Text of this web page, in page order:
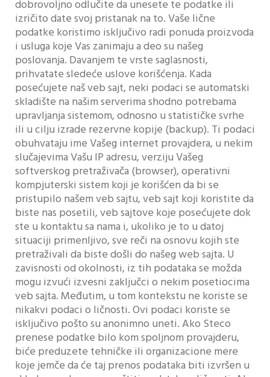
dobrovoljno odlučite da unesete te podatke ili
izričito date svoj pristanak na to. Vaše lične
podatke koristimo isključivo radi ponuda proizvoda
i usluga koje Vas zanimaju a deo su našeg
poslovanja. Davanjem te vrste saglasnosti,
prihvatate sledeće uslove korišćenja. Kada
posećujete naš veb sajt, neki podaci se automatski
skladište na našim serverima shodno potrebama
upravljanja sistemom, odnosno u statističke svrhe
ili u cilju izrade rezervne kopije (backup). Ti podaci
obuhvataju ime Vašeg internet provajdera, u nekim
slučajevima Vašu IP adresu, verziju Vašeg
softverskog pretraživača (browser), operativni
kompjuterski sistem koji je korišćen da bi se
pristupilo našem veb sajtu, veb sajt koji koristite da
biste nas posetili, veb sajtove koje posećujete dok
ste u kontaktu sa nama i, ukoliko je to u datoj
situaciji primenljivo, sve reči na osnovu kojih ste
pretraživali da biste došli do našeg web sajta. U
zavisnosti od okolnosti, iz tih podataka se možda
mogu izvući izvesni zaključci o nekim posetiocima
veb sajta. Međutim, u tom kontekstu ne koriste se
nikakvi podaci o ličnosti. Ovi podaci koriste se
isključivo pošto su anonimno uneti. Ako Steco
prenese podatke bilo kom spoljnom provajderu,
biće preduzete tehničke ili organizacione mere
koje jemče da će taj prenos podataka biti izvršen u